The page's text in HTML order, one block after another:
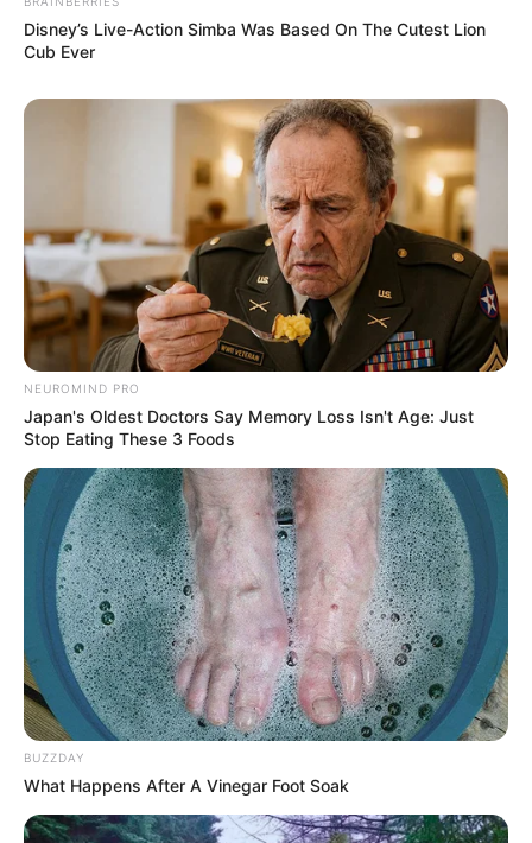
λεωφορειακές γραμμές με τη
λειτουργία της επέκτασης του Μετρό
στην Καλαμαριά
Τραγωδία στην Πάτρα: Πέθανε βρέφος
οκτώ ημερών στη ΜΕΘ του «Άγιος
Ανδρέας»
Δείτε όλες τις τελευταίες
τον Κόσμο, τη στιγμή που συμβαίνουν, στοNewstok.gr
Disney’s Live-Action Simba Was Based On The Cutest Lion
Cub Ever
NEUROMIND PRO
Japan's Oldest Doctors Say Memory Loss Isn't Age: Just
Stop Eating These 3 Foods
BUZZDAY
What Happens After A Vinegar Foot Soak